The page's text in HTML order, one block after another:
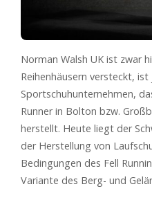
Norman Walsh UK ist zwar
Reihenhäusern versteckt,
Sportschuhunternehmen,
Runner in Bolton bzw.
herstellt. Heute liegt der
der Herstellung von
Bedingungen des Fell
Variante des Berg- und